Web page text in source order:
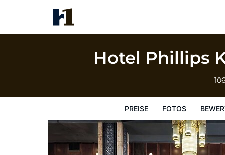
Hotel Phillips
PREISE FOTOS
Hotel Phillips Kansas City Curio
Preise